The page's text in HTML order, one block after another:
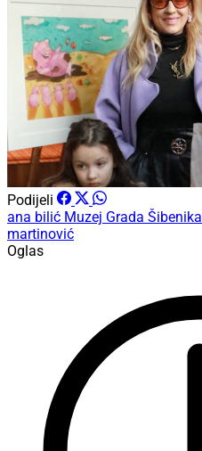
Podijeli
ana bilić Muzej Grada Šibenika
martinović
Oglas